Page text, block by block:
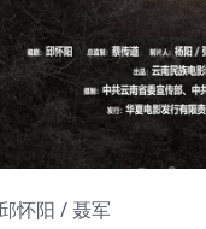
怀阳 / 聂军